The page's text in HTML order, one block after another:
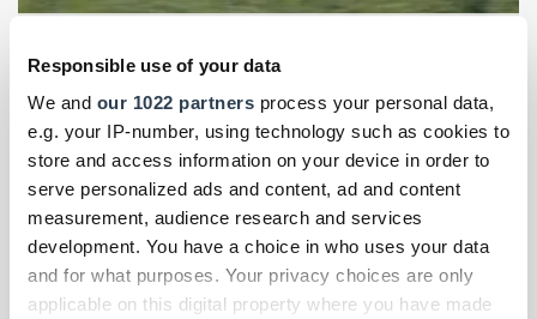
Responsible use of your data
We and our 1022 partners process your personal data,
e.g. your IP-number, using technology such as cookies to
store and access information on your device in order to
serve personalized ads and content, ad and content
measurement, audience research and services
development. You have a choice in who uses your data
and for what purposes. Your privacy choices are only
applicable on this digital property where you have made
IDUNA gibt Tipps.- Themen-Specials| November 2020
Oldtimer sind Anlageobjekte
Rolls-Royce, Bentley, Jaguar oder auch der legendäre VW-
Bus glänzen in der Niedrigzinsphase zunehmend als